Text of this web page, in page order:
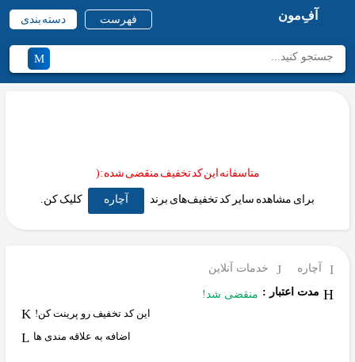
آفِ‌مون فهرست دسته بندی
متاسفانه این کد تخفیف منقضی شده :(
برای مشاهده سایر کد تخفیف‌های برند آچاره کلیک کن.
آچاره
خدمات آنلاین
مدت اعتبار : منقضی شد!
این کد تخفیف رو پرینت کن!
اضافه به علاقه مندی ها